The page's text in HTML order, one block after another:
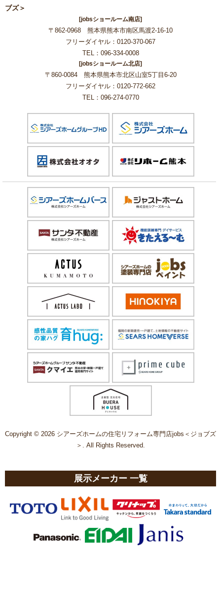
ブズ＞
[jobsショールーム南店]
〒862-0968 熊本県熊本市南区馬渡2-16-10
フリーダイヤル：0120-370-067
TEL：096-334-0008
[jobsショールーム北店]
〒860-0084 熊本県熊本市北区山室5丁目6-20
フリーダイヤル：0120-772-662
TEL：096-274-0770
Copyright © 2026 シアーズホームの住宅リフォーム専門店jobs＜ジョブズ
＞. All Rights Reserved.
展示メーカー 一覧